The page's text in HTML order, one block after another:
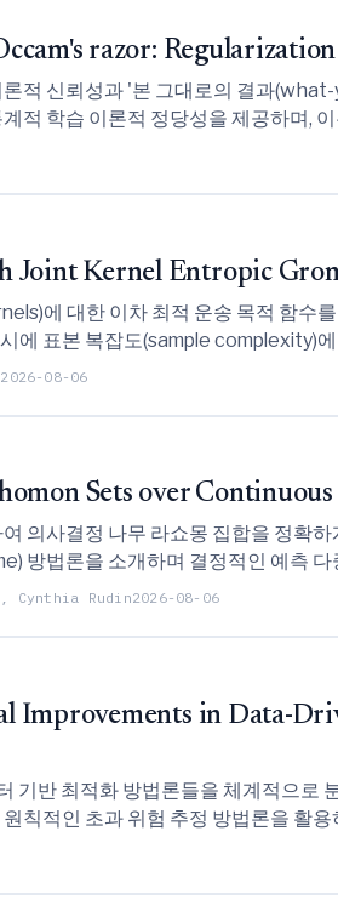
razor: Regularization
론적 신뢰성과 '본 그대로의 결과
적 학습 이론적 정당성을 제공하며,
Kernel Entropic
에 대한 이차 최적 운송 목적 함수
에 표본 복잡도(sample complexity)
Gromov--Wasserstein
2026-08-06
Sets over Continuous
의사결정 나무 라쇼몽 집합을 정확
방법론을 소개하며 결정적인 예측
Cynthia Rudin2026-08-06
Improvements in Data-
기반 최적화 방법론들을 체계적으
칙적인 초과 위험 추정 방법론을 활